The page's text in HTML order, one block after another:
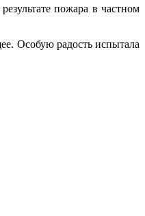
пожара в частном
Особую радость испытала